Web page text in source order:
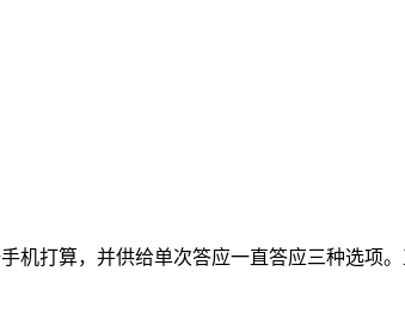
机打算，并供给单次答应一直答应三种选项